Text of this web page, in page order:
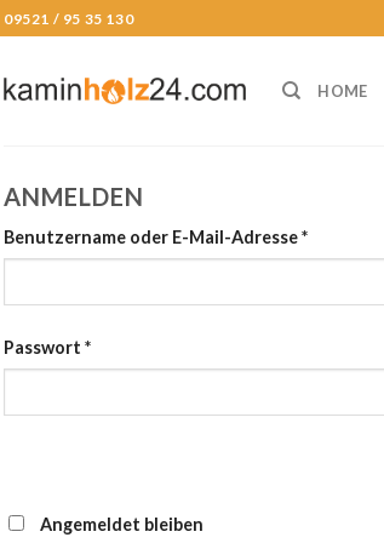
09521 / 95 35 130
HOME
ANMELDEN
Benutzername oder E-Mail-Adresse*
Passwort *
Angemeldet bleiben